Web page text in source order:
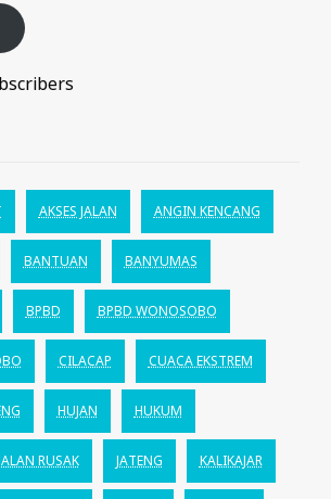
AKSES JALAN ANGIN KENCANG
BANTUAN BANYUMAS
BPBD BPBD WONOSOBO
CILACAP CUACA EKSTREM
HUJAN HUKUM
RUSAK JATENG KALIKAJAR